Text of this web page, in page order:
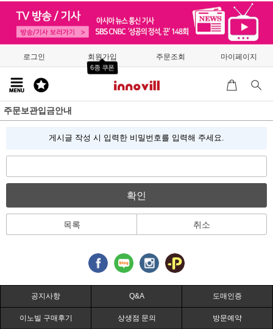
로그인 회원가입
6종 쿠폰
주문조회 마이페이지
주문보관입금안내
게시글 작성 시 입력한 비밀번호를 입력해 주세요.
확인
목록 취소
공지사항 Q&A 도매인증
이노빌 구매후기 상생점 문의 방문예약